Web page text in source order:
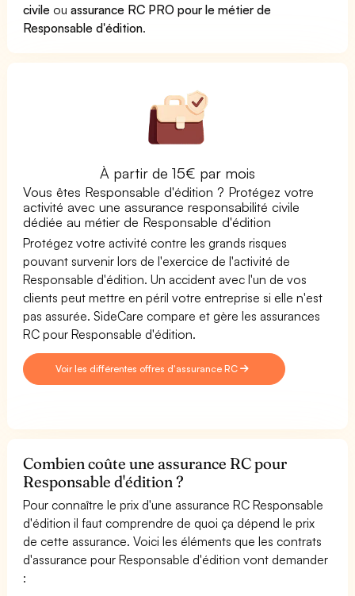
civile ouassurance RC PRO pour le métier de
Responsable d'édition.
À partir de 15€ par mois
Vous êtes Responsable d'édition ? Protégez votre
activité avec une assurance responsabilité civile
dédiée au métier de Responsable d'édition
Protégez votre activité contre les grands risques
pouvant survenir lors de l'exercice de l'activité de
Responsable d'édition. Un accident avec l'un de vos
clients peut mettre en péril votre entreprise si elle n'est
pas assurée. SideCare compare et gère les assurances
RC pour Responsable d'édition.
Voir les différentes offres d'assurance RC
Combien coûte une assurance RC pour
Responsable d'édition ?
Pour connaître le prix d'une assurance RC Responsable
d'édition il faut comprendre de quoi ça dépend le prix
de cette assurance. Voici les éléments que les contrats
d'assurance pour Responsable d'édition vont demander
: